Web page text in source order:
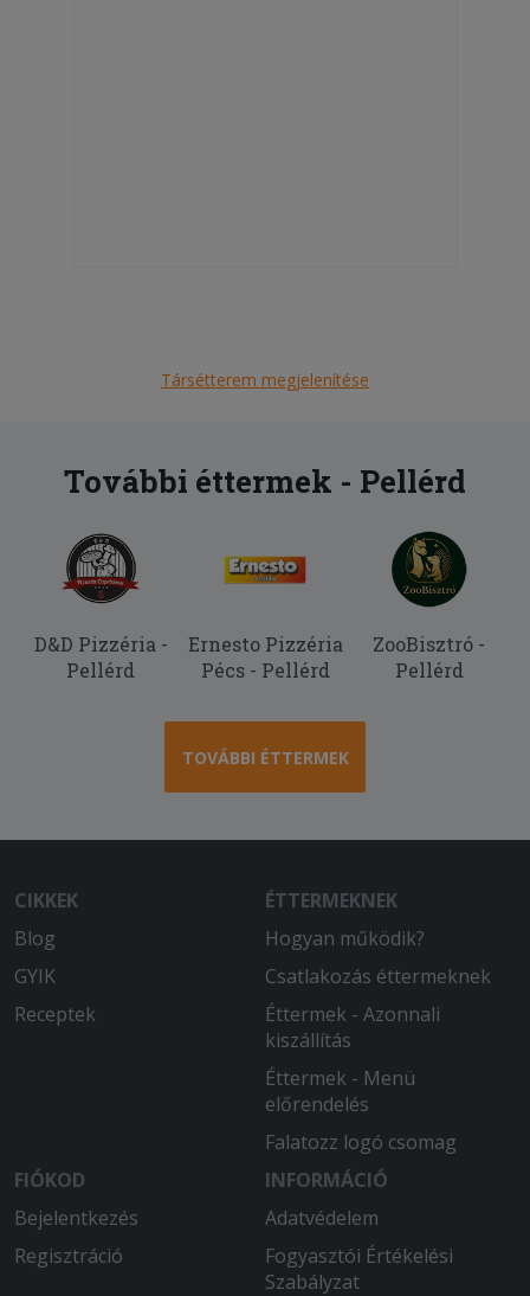
Társétterem megjelenítése
További éttermek - Pellérd
D&D Pizzéria -
Pellérd
Ernesto Pizzéria
Pécs - Pellérd
ZooBisztró -
Pellérd
TOVÁBBI ÉTTERMEK
CIKKEK
Blog
GYIK
Receptek
ÉTTERMEKNEK
Hogyan működik?
Csatlakozás éttermeknek
Éttermek - Azonnali
kiszállítás
Éttermek - Menü
előrendelés
Falatozz logó csomag
FIÓKOD
Bejelentkezés
Regisztráció
INFORMÁCIÓ
Adatvédelem
Fogyasztói Értékelési
Szabályzat